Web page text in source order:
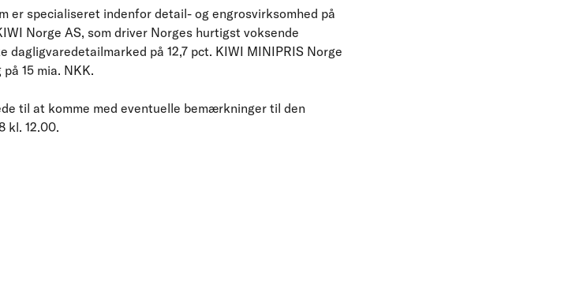
er specialiseret indenfor detail- og engrosvirksomhed på
Norge AS, som driver Norges hurtigst voksende
på 12,7 pct. KIWI MINIPRIS Norge
15 mia. NKK.
til at komme med eventuelle bemærkninger til den
kl. 12.00.